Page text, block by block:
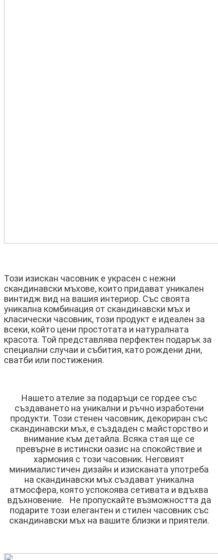
Този изискан часовник е украсен с нежни
скандинавски мъхове, които придават уникален
винтидж вид на вашия интериор. Със своята
уникална комбинация от скандинавски мъх и
класически часовник, този продукт е идеален за
всеки, който цени простотата и натуралната
красота. Той представлява перфектен подарък за
специални случаи и събития, като рождени дни,
сватби или постижения.
Нашето ателие за подаръци се гордее със
създаването на уникални и ръчно изработени
продукти. Този стенен часовник, декориран със
скандинавски мъх, е създаден с майсторство и
внимание към детайла. Всяка стая ще се
превърне в истински оазис на спокойствие и
хармония с този часовник. Неговият
минималистичен дизайн и изисканата употреба
на скандинавски мъх създават уникална
атмосфера, която успокоява сетивата и вдъхва
вдъхновение. Не пропускайте възможността да
подарите този елегантен и стилен часовник със
скандинавски мъх на вашите близки и приятели.